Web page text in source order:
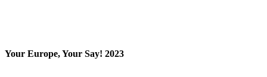
Your Europe, Your Say! 2023